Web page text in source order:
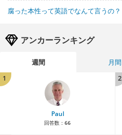
腐った本性って英語でなんて言うの？
アンカーランキング
週間 月間
1
Paul
回答数： 66
2